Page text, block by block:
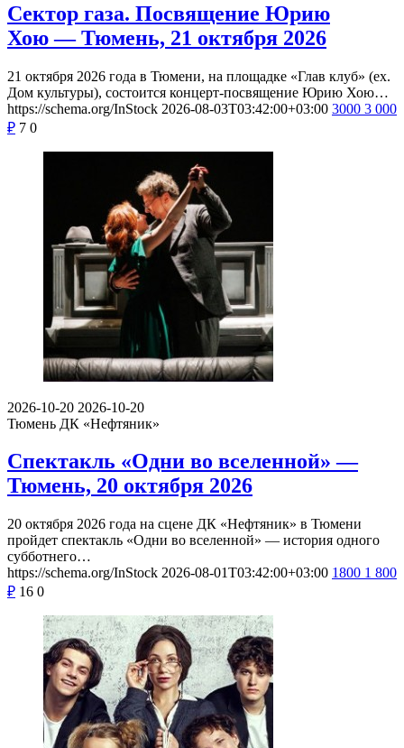
Сектор газа. Посвящение Юрию
Хою — Тюмень, 21 октября 2026
21 октября 2026 года в Тюмени, на площадке «Глав клуб» (ex.
Дом культуры), состоится концерт-посвящение Юрию Хою…
https://schema.org/InStock 2026-08-03T03:42:00+03:00 3000 3 000
₽ 7 0
2026-10-20 2026-10-20
Тюмень ДК «Нефтяник»
Спектакль «Одни во вселенной» —
Тюмень, 20 октября 2026
20 октября 2026 года на сцене ДК «Нефтяник» в Тюмени
пройдет спектакль «Одни во вселенной» — история одного
субботнего…
https://schema.org/InStock 2026-08-01T03:42:00+03:00 1800 1 800
₽ 16 0